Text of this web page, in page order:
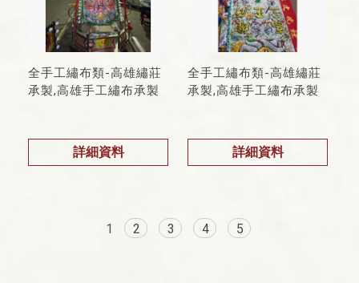
全手工繡布類-高雄繡莊
承製,高雄手工繡布承製
詳細資料
全手工繡布類-高雄繡莊
承製,高雄手工繡布承製
詳細資料
1 2 3 4 5